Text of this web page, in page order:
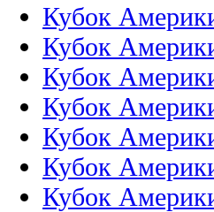
Кубок
Кубок
Кубок
Кубок
Кубок
Кубок
Кубок